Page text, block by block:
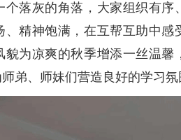
个落灰的角落，大家组织有序
、精神饱满，在互帮互助中感
貌为凉爽的秋季增添一丝温馨
弟、师妹们营造良好的学习氛